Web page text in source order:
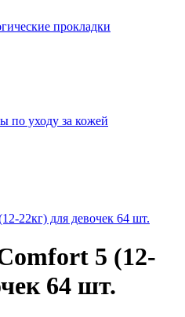
прокладки
по уходу за кожей
22кг) для девочек 64 шт.
5 (12-
64 шт.